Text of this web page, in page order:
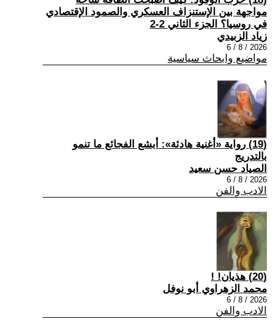
مواجهة بين الإستنزاف العسكري والصمود الإقتصادي
في روسيا؟ الجزء الثاني 2-2
زياد الزبيدي
2026 / 8 / 6
مواضيع وابحاث سياسية
(19) رواية «أغنية هادئة»: أبشع الفجائع ما تنمو
بالتدريج
الصياد حسن سعيد
2026 / 8 / 6
الادب والفن
(20) هذيان! !
محمد الزهراوي أبو نوفل
2026 / 8 / 6
الادب والفن